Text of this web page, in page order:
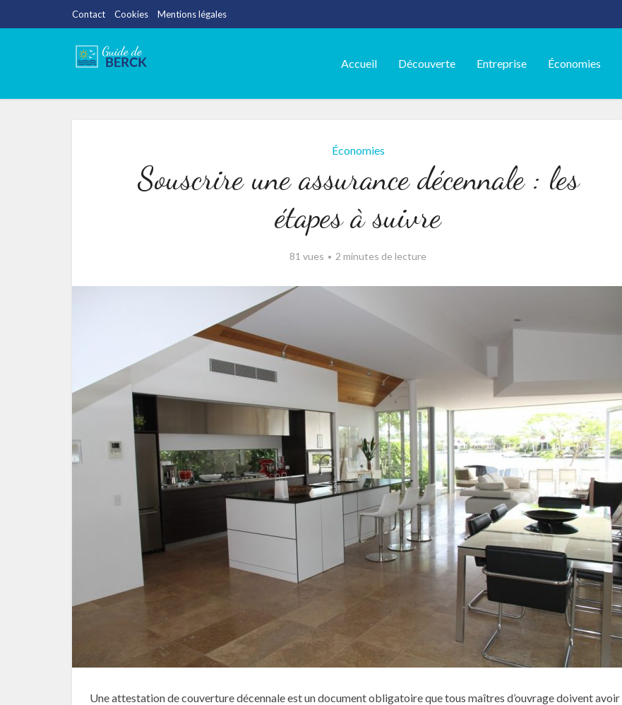
Contact Cookies Mentions légales
Accueil Découverte Entreprise Économies
Économies
Souscrire une assurance décennale : les
étapes à suivre
81 vues 2 minutes de lecture
Une attestation de couverture décennale est un document obligatoire que tous maîtres d’ouvrage doivent avoir